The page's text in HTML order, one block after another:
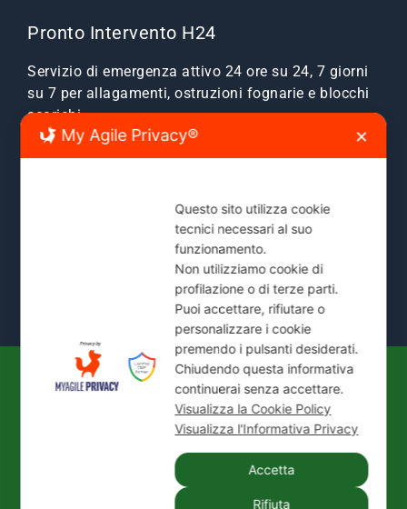
Pronto Intervento H24
Servizio di emergenza attivo 24 ore su 24, 7 giorni
su 7 per allagamenti, ostruzioni fognarie e blocchi
scarichi.
Mostra Tutte le Zone Servite →
© 2026
IDEAL JET S.N.C. DI PREZIOSO
| P. IVA / C.F.: 02066180965 |
REA: MI-1339524 | Via Pisa 200/28 - 20099 Sesto
San Giovanni (MI)
+39 02 24416880| PEC:
idealjetsnc@legalmail.it
My Agile Privacy® ✕
Questo sito utilizza cookie
tecnici necessari al suo
funzionamento.
Non utilizziamo cookie di
profilazione o di terze parti.
Puoi accettare, rifiutare o
personalizzare i cookie
premendo i pulsanti desiderati.
Chiudendo questa informativa
continuerai senza accettare.
Visualizza la Cookie Policy
Visualizza l'Informativa Privacy
Accetta
Rifiuta